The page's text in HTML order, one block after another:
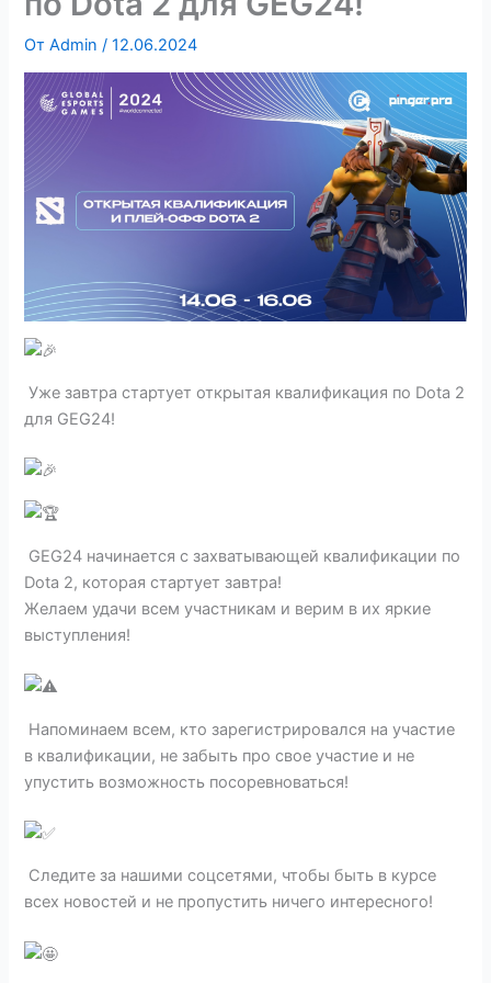
ОтAdmin/12.06.2024
Уже завтра стартует открытая квалификация по Dota 2
для GEG24!
GEG24 начинается с захватывающей квалификации по
Dota 2, которая стартует завтра!
Желаем удачи всем участникам и верим в их яркие
выступления!
Напоминаем всем, кто зарегистрировался на участие
в квалификации, не забыть про свое участие и не
упустить возможность посоревноваться!
Следите за нашими соцсетями, чтобы быть в курсе
всех новостей и не пропустить ничего интересного!